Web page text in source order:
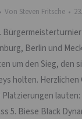
Von Steven Fritsche
Berlin und
um den Sieg, den
holten. Herzlichen
lauten:
5. Biese Black